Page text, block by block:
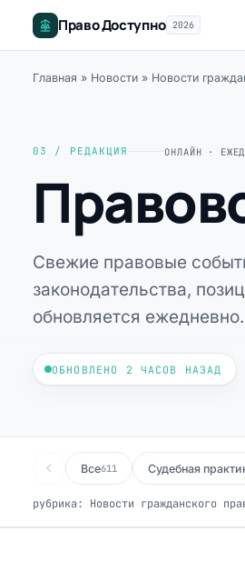
Право Доступно 2026
Главная » Новости » Новости
03 / РЕДАКЦИЯ ОНЛАЙН ·
Свежие правовые
законодательства,
обновляется ежедневно.
ОБНОВЛЕНО 2 ЧАСОВ НАЗАД
Все611 Судебная
рубрика: Новости гражданского